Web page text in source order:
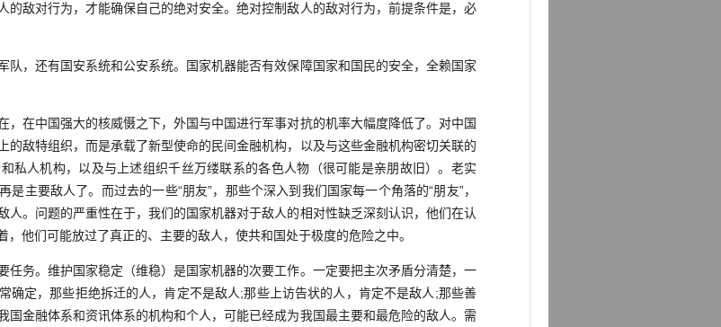
敌对行为，才能确保自己的绝对安全。绝对控制敌人的敌对行为，前提条件是，必
，还有国安系统和公安系统。国家机器能否有效保障国家和国民的安全，全赖国家
在中国强大的核威慑之下，外国与中国进行军事对抗的机率大幅度降低了。对中国
的敌特组织，而是承载了新型使命的民间金融机构，以及与这些金融机构密切关联的
私人机构，以及与上述组织千丝万缕联系的各色人物（很可能是亲朋故旧）。老实
主要敌人了。而过去的一些“朋友”，那些个深入到我们国家每一个角落的“朋友”，
人。问题的严重性在于，我们的国家机器对于敌人的相对性缺乏深刻认识，他们在认
他们可能放过了真正的、主要的敌人，使共和国处于极度的危险之中。
务。维护国家稳定（维稳）是国家机器的次要工作。一定要把主次矛盾分清楚，一
确定，那些拒绝拆迁的人，肯定不是敌人;那些上访告状的人，肯定不是敌人;那些善
国金融体系和资讯体系的机构和个人，可能已经成为我国最主要和最危险的敌人。需